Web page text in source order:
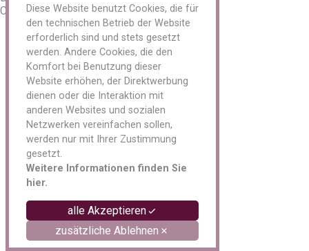
Schlagschrauber und Reifendienst
Schneeketten
Spezialwerkzeug Reifenreparatur
Transport/ Lagerung
Tyran/ O-Ring
Ventile
Ventilverlängerung
Vulkanisiergeräte und Zubehör
Werkzeuge und Werkstattbedarf
Felgen
Zubehör
Aluminium
Anhänger
Stahl
Tieflader
Oldtimer
Schläuche
CookiesDiese Website benutzt Cookies, die für
den technischen Betrieb der Website
erforderlich sind und stets gesetzt
werden. Andere Cookies, die den
Komfort bei Benutzung dieser
Website erhöhen, der Direktwerbung
dienen oder die Interaktion mit
anderen Websites und sozialen
Netzwerken vereinfachen sollen,
werden nur mit Ihrer Zustimmung
gesetzt.
Weitere Informationen finden Sie
hier.
alle Akzeptieren
zusätzliche Ablehnen